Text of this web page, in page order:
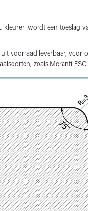
kleuren wordt een toeslag
voorraad leverbaar, voor
zoals Meranti